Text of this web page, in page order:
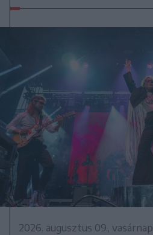
2026. augusztus 09., vasárnap